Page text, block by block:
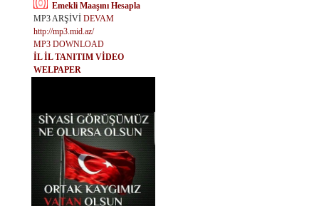
Emekli Maaşını Hesapla
MP3 ARŞİVİ DEVAM
http://mp3.mid.az/
MP3 DOWNLOAD
İL İL TANITIM VİDEO
WELPAPER